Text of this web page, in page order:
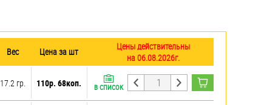
Вес Цена за шт
Цены действительны
на 06.08.2026г.
17.2 гр. 110р. 68коп. В СПИСОК